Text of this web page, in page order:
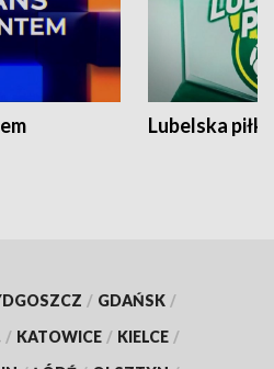
Lubelska piłka
/ GDAŃSK /
/ KATOWICE / KIELCE /